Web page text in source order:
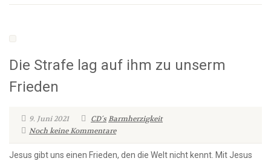
Die Strafe lag auf ihm zu unserm
Frieden
9. Juni 2021 CD´sBarmherzigkeit
Noch keine Kommentare
Jesus gibt uns einen Frieden, den die Welt nicht kennt. Mit Jesus